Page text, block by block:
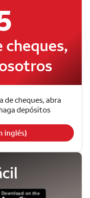
cheques,
de cheques, abra
depósitos
inglés)